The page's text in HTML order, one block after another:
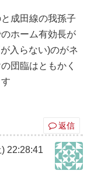
成田線の我孫子
ホーム有効長が
入らない)のがネ
団臨はともかく
返信
22:28:41